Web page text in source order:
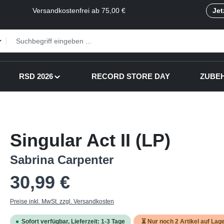
Versandkostenfrei ab 75,00 €
RSD 2026 RECORD STORE DAY
Singular Act II (LP)
Sabrina Carpenter
30,99 €
Preise inkl. MwSt. zzgl. Versandkosten
Sofort verfügbar, Lieferzeit: 1-3 Tage ⏳ Nur noch 2 Artikel auf